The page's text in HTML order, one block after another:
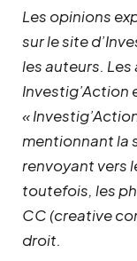
Les opinions
sur le site
les auteurs.
Investig’Action
«
mentionnant la
renvoyant vers
toutefois, les
CC (creative
droit.